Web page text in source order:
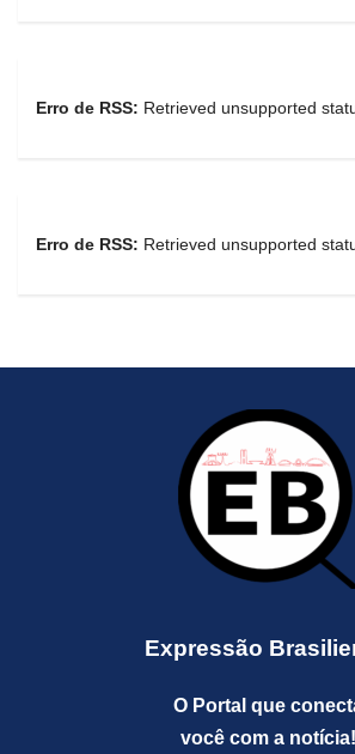
Erro de RSS: Retrieved unsupported
Erro de RSS: Retrieved unsupported
Expressão
O Portal que
você com a notícia!